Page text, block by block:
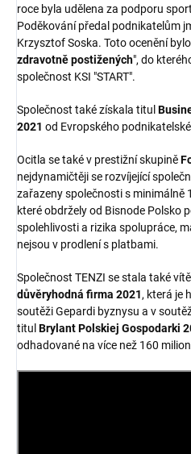
roce byla udělena za podporu
Poděkování předal podnikatelům
Krzysztof Soska. Toto ocenění
zdravotně postižených", do
společnost KSI "START".
Společnost také získala titul
2021 od Evropského
Ocitla se také v prestižní skupině
nejdynamičtěji se rozvíjející
zařazeny společnosti s minimálně
které obdržely od Bisnode Polsko
spolehlivosti a rizika spolupráce,
nejsou v prodlení s platbami.
Společnost TENZI se stala také
důvěryhodná firma 2021, která je
soutěži Gepardi byznysu a v
titul Brylant Polskiej Gospodarki
odhadované na více než 160